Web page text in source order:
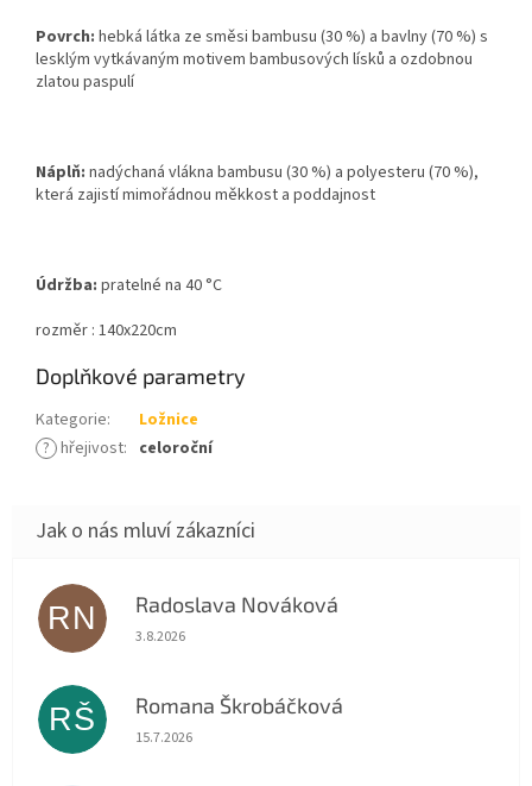
Povrch: hebká látka ze směsi bambusu (30 %) a bavlny (70 %) s
lesklým vytkávaným motivem bambusových lísků a ozdobnou
zlatou paspulí
Náplň: nadýchaná vlákna bambusu (30 %) a polyesteru (70 %),
která zajistí mimořádnou měkkost a poddajnost
Údržba: pratelné na 40 °C
rozměr : 140x220cm
Doplňkové parametry
Kategorie:
Ložnice
? hřejivost: celoroční
RN Radoslava Nováková
Hodnocení obchodu je 5 z 5 hvězdiček.
3.8.2026
RŠ Romana Škrobáčková
Hodnocení obchodu je 5 z 5 hvězdiček.
15.7.2026